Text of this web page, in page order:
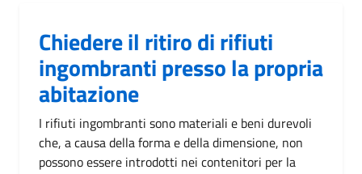
Chiedere il ritiro di rifiuti
ingombranti presso la propria
abitazione
I rifiuti ingombranti sono materiali e beni durevoli
che, a causa della forma e della dimensione, non
possono essere introdotti nei contenitori per la